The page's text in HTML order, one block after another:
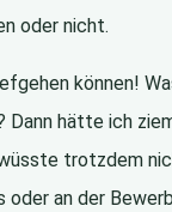
oder nicht.
können!
Dann hätte ich
trotzdem
oder an der